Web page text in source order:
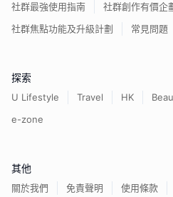
社群最強使用指南
社群創作有價企
社群焦點功能及升級計劃
常見問題
探索
U Lifestyle Travel HK
e-zone
其他
關於我們 免責聲明 使用條款